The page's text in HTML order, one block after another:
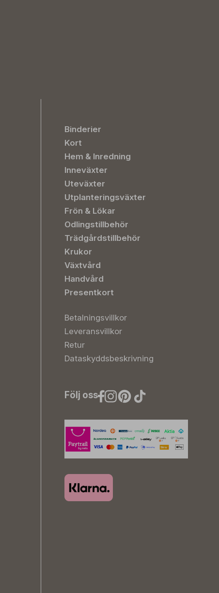
Binderier
Kort
Hem & Inredning
Inneväxter
Uteväxter
Utplanteringsväxter
Frön & Lökar
Odlingstillbehör
Trädgårdstillbehör
Krukor
Växtvård
Handvård
Presentkort
Betalningsvillkor
Leveransvillkor
Retur
Dataskyddsbeskrivning
Följ oss